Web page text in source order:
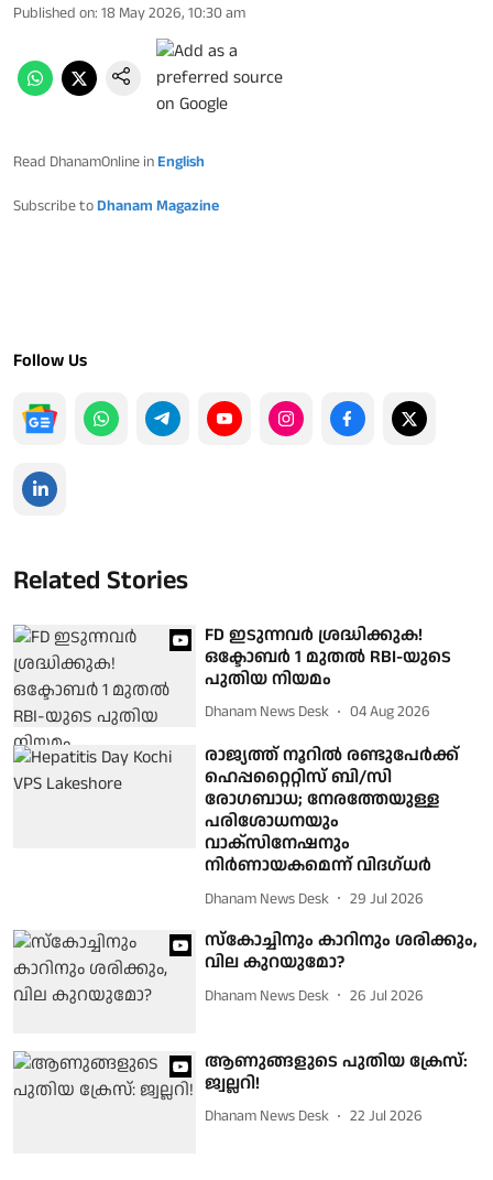
Published on: 18 May 2026, 10:30 am
Read DhanamOnline in English
Subscribe to Dhanam Magazine
Follow Us
Related Stories
FD ഇടുന്നവർ ശ്രദ്ധിക്കുക!
ഒക്ടോബർ 1 മുതൽ RBI-യുടെ
പുതിയ നിയമം
Dhanam News Desk 04 Aug 2026
രാജ്യത്ത് നൂറിൽ രണ്ടുപേർക്ക്
ഹെപ്പറ്റൈറ്റിസ് ബി/സി
രോഗബാധ; നേരത്തേയുള്ള
പരിശോധനയും
വാക്സിനേഷനും
നിർണായകമെന്ന് വിദഗ്ധർ
Dhanam News Desk 29 Jul 2026
സ്‌കോച്ചിനും കാറിനും ശരിക്കും,
വില കുറയുമോ?
Dhanam News Desk 26 Jul 2026
ആണുങ്ങളുടെ പുതിയ ക്രേസ്:
ജ്വല്ലറി!
Dhanam News Desk 22 Jul 2026